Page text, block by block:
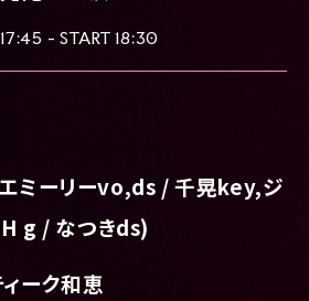
- START 18:30
ミーリーvo,ds / 千晃key,ジ
g / なつきds)
ィーク和恵